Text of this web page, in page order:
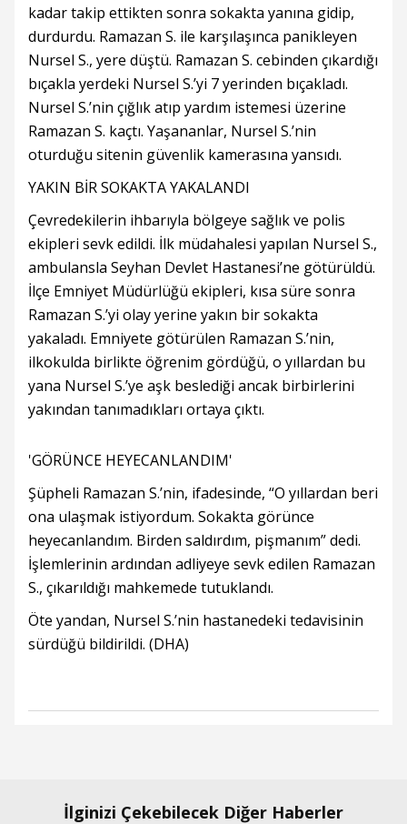
kadar takip ettikten sonra sokakta yanına gidip,
durdurdu. Ramazan S. ile karşılaşınca panikleyen
Nursel S., yere düştü. Ramazan S. cebinden çıkardığı
bıçakla yerdeki Nursel S.’yi 7 yerinden bıçakladı.
Nursel S.’nin çığlık atıp yardım istemesi üzerine
Ramazan S. kaçtı. Yaşananlar, Nursel S.’nin
oturduğu sitenin güvenlik kamerasına yansıdı.
YAKIN BİR SOKAKTA YAKALANDI
Çevredekilerin ihbarıyla bölgeye sağlık ve polis
ekipleri sevk edildi. İlk müdahalesi yapılan Nursel S.,
ambulansla Seyhan Devlet Hastanesi’ne götürüldü.
İlçe Emniyet Müdürlüğü ekipleri, kısa süre sonra
Ramazan S.’yi olay yerine yakın bir sokakta
yakaladı. Emniyete götürülen Ramazan S.’nin,
ilkokulda birlikte öğrenim gördüğü, o yıllardan bu
yana Nursel S.’ye aşk beslediği ancak birbirlerini
yakından tanımadıkları ortaya çıktı.
'GÖRÜNCE HEYECANLANDIM'
Şüpheli Ramazan S.’nin, ifadesinde, “O yıllardan beri
ona ulaşmak istiyordum. Sokakta görünce
heyecanlandım. Birden saldırdım, pişmanım” dedi.
İşlemlerinin ardından adliyeye sevk edilen Ramazan
S., çıkarıldığı mahkemede tutuklandı.
Öte yandan, Nursel S.’nin hastanedeki tedavisinin
sürdüğü bildirildi. (DHA)
İlginizi Çekebilecek Diğer Haberler